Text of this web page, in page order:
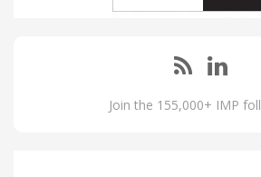
Join the 155,000+ IMP